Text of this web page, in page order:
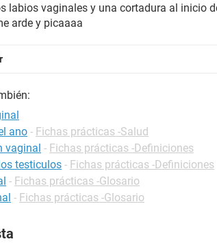
labios vaginales y una cortadura al inicio
arde y picaaaa
ano - Fichas prácticas -Salud
vaginal - Fichas prácticas -Definiciones
testiculos - Fichas prácticas -Definiciones
- Fichas prácticas -Glosario
- Fichas prácticas -Glosario